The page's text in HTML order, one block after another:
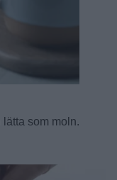
lätta som moln.